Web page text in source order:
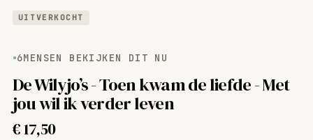
UITVERKOCHT
6MENSEN BEKIJKEN DIT NU
De Wilyjo’s - Toen kwam de liefde - Met
jou wil ik verder leven
€17,50